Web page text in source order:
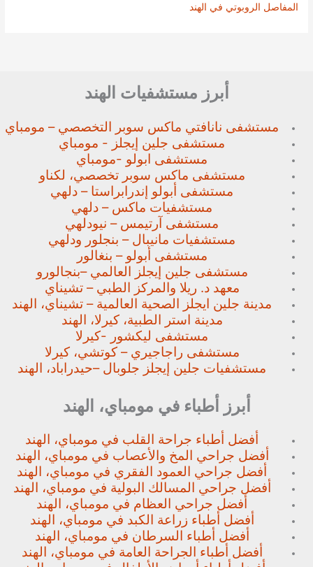
المفاصل الروبوتي في الهند
أبرز مستشفيات الهند
مستشفى نانافتي ماكس سوبر التخصصي – مومباي
مستشفى جلين إيجلز - مومباي
مستشفى ابولو -مومباي
مستشفى ماكس سوبر تخصصي، لكناو
مستشفى أبولو إندرابراستا – دلهي
مستشفيات ماكس – دلهي
مستشفى آرتيمس – نيودلهي
مستشفيات مانيبال – بنجلور ودلهي
مستشفى أبولو – بنغالور
مستشفى جلين إيجلز العالمي –بنجالورو
معهد د. ريلا والمركز الطبي – تشيناي
مدينة جلين ايجلز الصحية العالمية – تشيناي، الهند
مدينة استر الطبية، كيرلا، الهند
مستشفى ليكشور -كيرلا
مستشفى راجاجيري – كوتشي، كيرلا
مستشفيات جلين إيجلز جلوبال –حيدراباد، الهند
أبرز أطباء في مومباي، الهند
أفضل أطباء جراحة القلب في مومباي، الهند
أفضل جراحي المخ والأعصاب في مومباي، الهند
أفضل جراحي العمود الفقري في مومباي، الهند
أفضل جراحي المسالك البولية في مومباي، الهند
أفضل جراحي العظام في مومباي، الهند
أفضل أطباء زراعة الكبد في مومباي، الهند
أفضل أطباء السرطان في مومباي، الهند
أفضل أطباء الجراحة العامة في مومباي، الهند